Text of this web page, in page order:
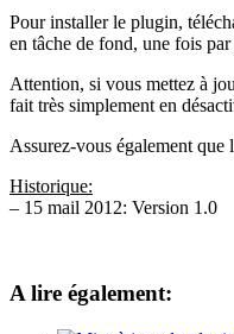
Pour installer le plugin,
en tâche de fond, une fois
Attention, si vous mettez à
fait très simplement en
Assurez-vous également que
Historique:
– 15 mail 2012: Version 1.0
A lire également: